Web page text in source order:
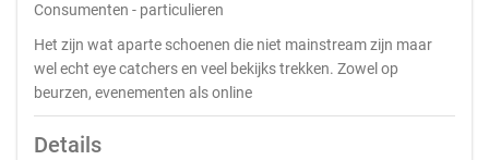
Consumenten - particulieren
Het zijn wat aparte schoenen die niet mainstream zijn maar
wel echt eye catchers en veel bekijks trekken. Zowel op
beurzen, evenementen als online
Details